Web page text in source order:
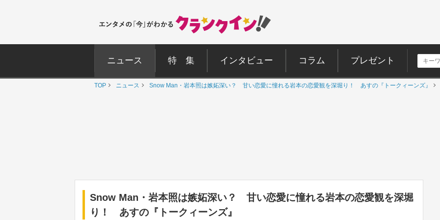
ニュース 特 集 インタビュー コラム プレゼント
TOP ニュース Snow Man・岩本照は嫉妬深い？ 甘い恋愛に憧れる岩本の恋愛観を深堀り！ あすの『トークィーンズ』
Snow Man・岩本照は嫉妬深い？ 甘い恋愛に憧れる岩本の恋愛観を深堀
り！ あすの『トークィーンズ』